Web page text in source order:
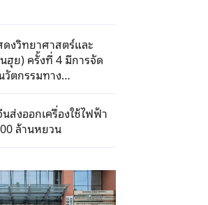
งวิทยาศาสตร์และ
ฮุย) ครั้งที่ 4 มีการจัด
ตกรรมทาง
คโนโลยีเกือบ 900
ส่งออกเครื่องใช้ไฟฟ้า
ล้านหยวน